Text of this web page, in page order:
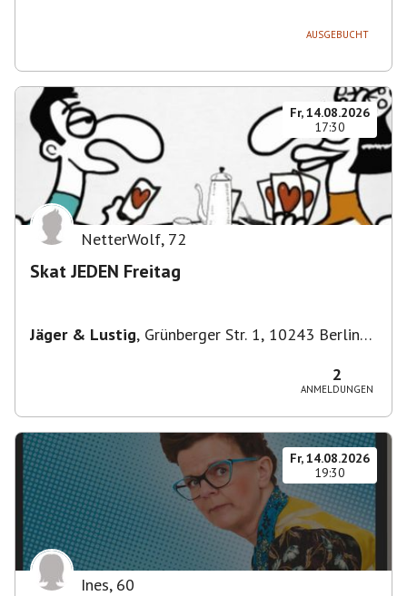
AUSGEBUCHT
Fr, 14.08.2026
17:30
NetterWolf, 72
Skat JEDEN Freitag
Jäger & Lustig, Grünberger Str. 1, 10243 Berlin-
2
ANMELDUNGEN
Fr, 14.08.2026
19:30
Ines, 60